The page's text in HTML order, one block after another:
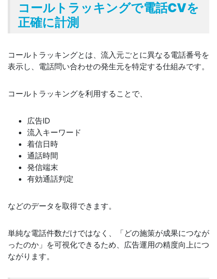
コールトラッキングで電話CVを
正確に計測
コールトラッキングとは、流入元ごとに異なる電話番号を
表示し、電話問い合わせの発生元を特定する仕組みです。
コールトラッキングを利用することで、
広告ID
流入キーワード
着信日時
通話時間
発信端末
有効通話判定
などのデータを取得できます。
単純な電話件数だけではなく、「どの施策が成果につなが
ったのか」を可視化できるため、広告運用の精度向上につ
ながります。